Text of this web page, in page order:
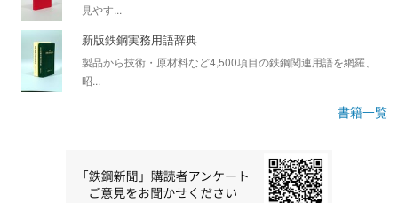
見やす...
新版鉄鋼実務用語辞典
製品から技術・原材料など4,500項目の鉄鋼関連用語を網羅、
昭...
書籍一覧